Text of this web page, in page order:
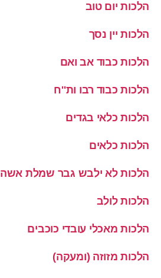
הלכות יום טוב
הלכות יין נסך
הלכות כבוד אב ואם
הלכות כבוד רבו ות''ח
הלכות כלאי בגדים
הלכות כלאים
הלכות לא ילבש גבר שמלת אשה
הלכות לולב
הלכות מאכלי עובדי כוכבים
הלכות מזוזה (ומעקה)